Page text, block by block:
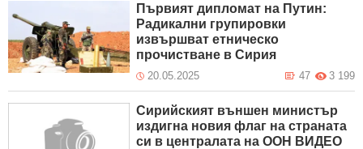
Първият дипломат на Путин:
Радикални групировки
извършват етническо
прочистване в Сирия
20.05.2025 3 199
47
Сирийският външен министър
издигна новия флаг на страната
си в централата на ООН ВИДЕО